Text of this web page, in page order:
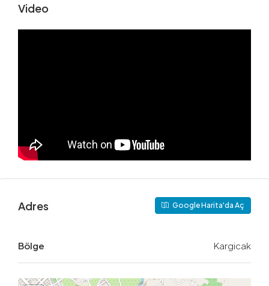
Video
Adres Google Harita'da Aç
Bölge Kargicak